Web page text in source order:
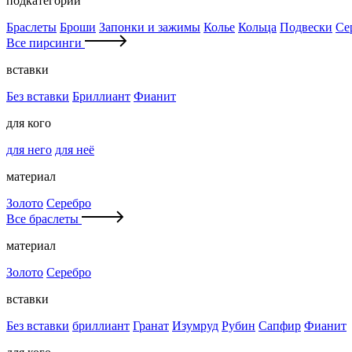
Браслеты Броши Запонки и зажимы Колье Кольца Подвески
Все пирсинги
вставки
Без вставки Бриллиант Фианит
для кого
для него для неё
материал
Золото Серебро
Все браслеты
материал
Золото Серебро
вставки
Без вставки бриллиант Гранат Изумруд Рубин Сапфир Фианит